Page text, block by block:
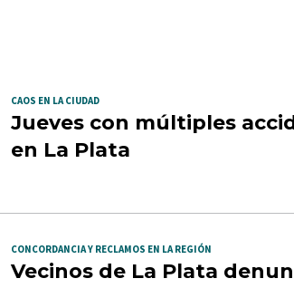
CAOS EN LA CIUDAD
Jueves con múltiples
en La Plata
CONCORDANCIA Y RECLAMOS EN LA REGIÓN
Vecinos de La Plata